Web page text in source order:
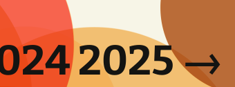
2025 →